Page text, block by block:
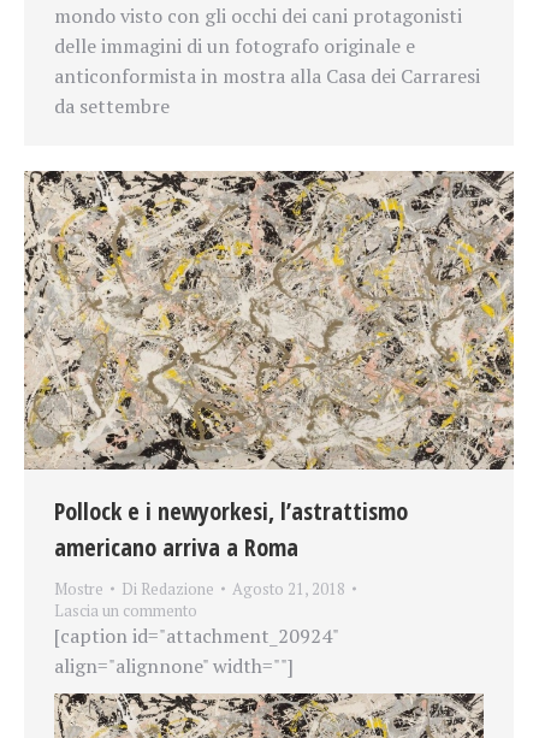
mondo visto con gli occhi dei cani protagonisti
delle immagini di un fotografo originale e
anticonformista in mostra alla Casa dei Carraresi
da settembre
Pollock e i newyorkesi, l’astrattismo
americano arriva a Roma
Mostre Di Redazione
Agosto 21, 2018
Lascia un commento
[caption id="attachment_20924"
align="alignnone" width=""]